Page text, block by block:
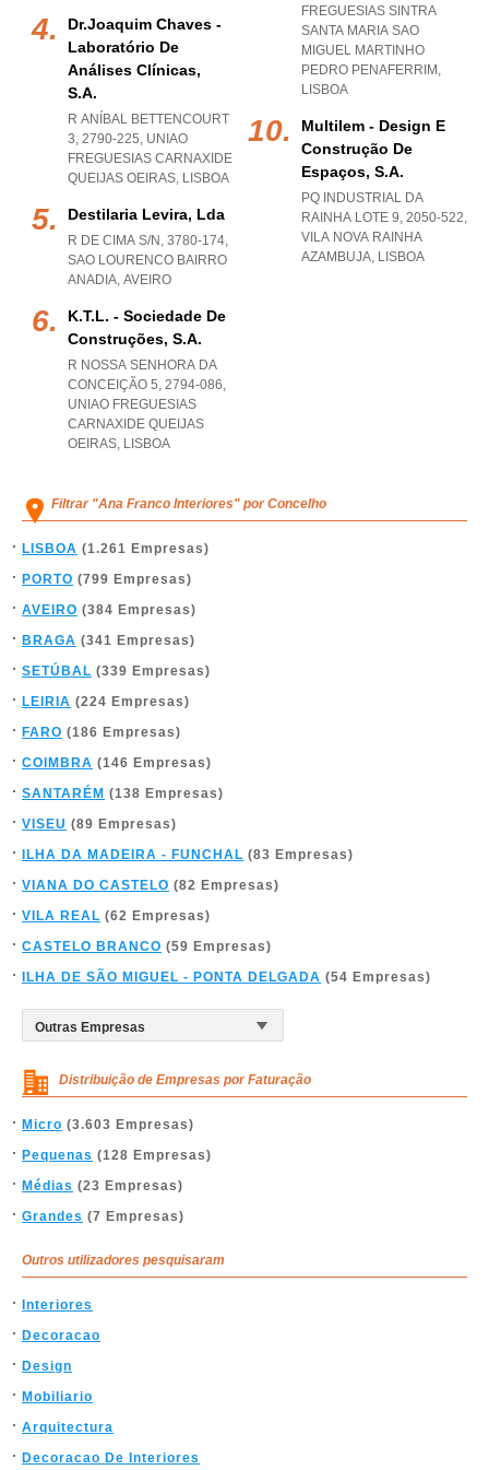
Dr.joaquim Chaves -
Laboratório De
Análises Clínicas,
S.a.
R ANÍBAL BETTENCOURT
3, 2790-225, UNIAO
FREGUESIAS CARNAXIDE
QUEIJAS OEIRAS, LISBOA
Destilaria Levira, Lda
R DE CIMA S/N, 3780-174,
SAO LOURENCO BAIRRO
ANADIA, AVEIRO
K.t.l. - Sociedade De
Construções, S.a.
R NOSSA SENHORA DA
CONCEIÇÃO 5, 2794-086,
UNIAO FREGUESIAS
CARNAXIDE QUEIJAS
OEIRAS, LISBOA
FREGUESIAS SINTRA
SANTA MARIA SAO
MIGUEL MARTINHO
PEDRO PENAFERRIM ,
LISBOA
Multilem - Design E
Construção De
Espaços, S.a.
PQ INDUSTRIAL DA
RAINHA LOTE 9, 2050-522,
VILA NOVA RAINHA
AZAMBUJA, LISBOA
Filtrar "Ana Franco Interiores" por Concelho
LISBOA (1.261 Empresas)
PORTO (799 Empresas)
AVEIRO (384 Empresas)
BRAGA (341 Empresas)
SETÚBAL (339 Empresas)
LEIRIA (224 Empresas)
FARO (186 Empresas)
COIMBRA (146 Empresas)
SANTARÉM (138 Empresas)
VISEU (89 Empresas)
ILHA DA MADEIRA - FUNCHAL (83 Empresas)
VIANA DO CASTELO (82 Empresas)
VILA REAL (62 Empresas)
CASTELO BRANCO (59 Empresas)
ILHA DE SÃO MIGUEL - PONTA DELGADA (54 Empresas)
Distribuição de Empresas por Faturação
Micro (3.603 Empresas)
Pequenas (128 Empresas)
Médias (23 Empresas)
Grandes (7 Empresas)
Outros utilizadores pesquisaram
Interiores
Decoracao
Design
Mobiliario
Arquitectura
Decoracao De Interiores